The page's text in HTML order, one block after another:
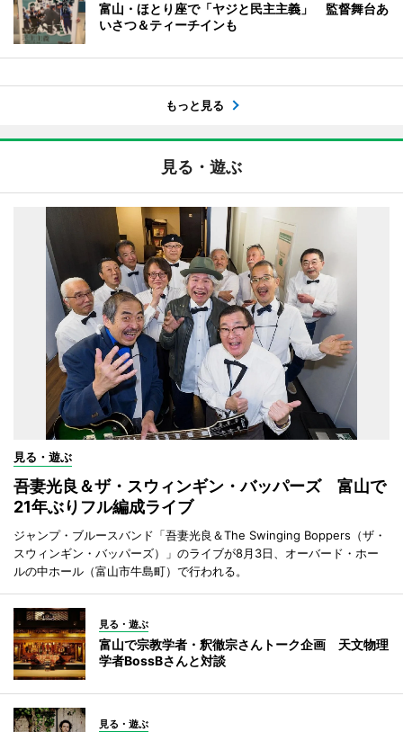
富山・ほとり座で「ヤジと民主主義」 監督舞台あ
いさつ＆ティーチインも
もっと見る
見る・遊ぶ
見る・遊ぶ
吾妻光良＆ザ・スウィンギン・バッパーズ 富山で
21年ぶりフル編成ライブ
ジャンプ・ブルースバンド「吾妻光良＆The Swinging Boppers（ザ・
スウィンギン・バッパーズ）」のライブが8月3日、オーバード・ホー
ルの中ホール（富山市牛島町）で行われる。
見る・遊ぶ
富山で宗教学者・釈徹宗さんトーク企画 天文物理
学者BossBさんと対談
見る・遊ぶ